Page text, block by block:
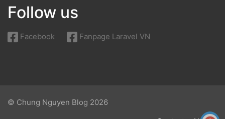
Follow us
Facebook Fanpage Laravel VN
© Chung Nguyen Blog 2026